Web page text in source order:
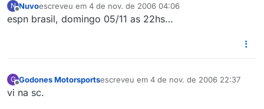
N
Offline
Nuvoescreveu em 4 de nov. de 2006 04:06
última edição por
espn brasil, domingo 05/11 as 22hs…
G Godones Motorsportsescreveu em 4 de nov. de 2006 22:37
última edição por
vi na sc.